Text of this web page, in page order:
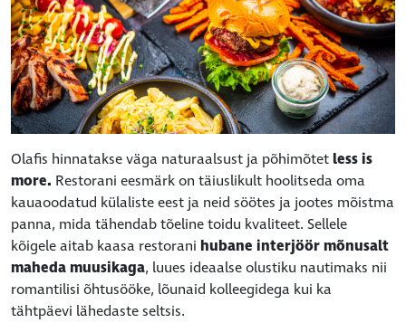
Olafis hinnatakse väga naturaalsust ja põhimõtetless is
more. Restorani eesmärk on täiuslikult hoolitseda oma
kauaoodatud külaliste eest ja neid söötes ja jootes mõistma
panna, mida tähendab tõeline toidu kvaliteet. Sellele
kõigele aitab kaasa restorani hubane interjöör mõnusalt
maheda muusikaga, luues ideaalse olustiku nautimaks nii
romantilisi õhtusööke, lõunaid kolleegidega kui ka
tähtpäevi lähedaste seltsis.